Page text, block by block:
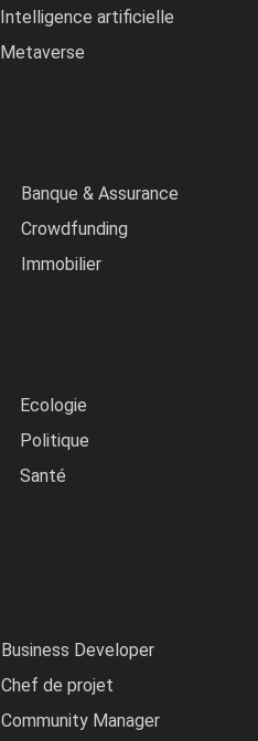
Intelligence artificielle
Metaverse
Banque & Assurance
Crowdfunding
Immobilier
Ecologie
Politique
Santé
Business Developer
Chef de projet
Community Manager